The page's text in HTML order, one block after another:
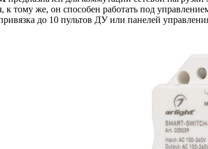
к тому же, он способен работать под
до 10 пультов ДУ или панелей